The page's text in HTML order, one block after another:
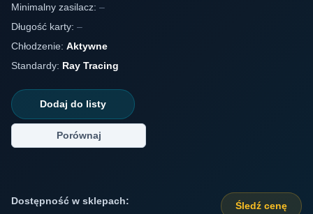
Minimalny zasilacz: –
Długość karty: –
Chłodzenie: Aktywne
Standardy: Ray Tracing
Dodaj do listy
Porównaj
Dostępność w sklepach: Śledź cenę